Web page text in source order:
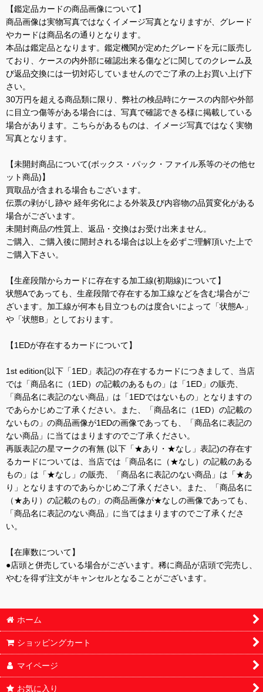
【鑑定品カードの商品画像について】
商品画像は実物写真ではなくイメージ写真となりますが、グレード
やカードは商品名の通りとなります。
本品は鑑定品となります。鑑定機関が定めたグレードを元に販売し
ており、ケースの内外部に確認出来る傷などに関してのクレーム及
び返品交換には一切対応していませんのでご了承の上お買い上げ下
さい。
30万円を超える商品類に限り、弊社の検品時にケースの内部や外部
に目立つ傷等がある場合には、写真で確認できる様に掲載している
場合があります。こちらがあるものは、イメージ写真ではなく実物
写真となります。
【未開封商品について(ボックス・パック・ファイル系等のその他セ
ット商品)】
買取品が含まれる場合もございます。
伝票の剥がし跡や 経年劣化による外装及び内容物の品質変化がある
場合がございます。
未開封商品の性質上、返品・交換はお受け出来ません。
ご購入、ご購入後に開封される場合は以上を必ずご理解頂いた上で
ご購入下さい。
【生産段階からカードに存在する加工線(初期線)について】
状態Aであっても、生産段階で存在する加工線などを含む場合がご
ざいます。加工線が何本も目立つものは度合いによって「状態A-」
や「状態B」としております。
【1EDが存在するカードについて】
1st edition(以下「1ED」表記)の存在するカードにつきまして、当店
では「商品名に（1ED）の記載のあるもの」は「1ED」の販売、
「商品名に表記のない商品」は「1EDではないもの」となりますの
であらかじめご了承ください。また、「商品名に（1ED）の記載の
ないもの」の商品画像が1EDの画像であっても、「商品名に表記の
ない商品」に当てはまりますのでご了承ください。
再販表記の星マークの有無 (以下「★あり・★なし」表記)の存在す
るカードについては、当店では「商品名に（★なし）の記載のある
もの」は「★なし」の販売、「商品名に表記のない商品」は「★あ
り」となりますのであらかじめご了承ください。また、「商品名に
（★あり）の記載のもの」の商品画像が★なしの画像であっても、
「商品名に表記のない商品」に当てはまりますのでご了承くださ
い。
【在庫数について】
●店頭と併売している場合がございます。稀に商品が店頭で完売し、
やむを得ず注文がキャンセルとなることがございます。
ホーム
ショッピングカート
マイページ
お気に入り